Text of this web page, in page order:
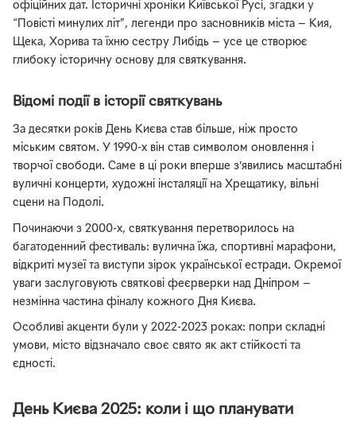
офіційних дат. Історичні хроніки Київської Русі, згадки у
“Повісті минулих літ”, легенди про засновників міста — Кия,
Щека, Хорива та їхню сестру Либідь — усе це створює
глибоку історичну основу для святкування.
Відомі події в історії святкувань
За десятки років День Києва став більше, ніж просто
міським святом. У 1990-х він став символом оновлення і
творчої свободи. Саме в ці роки вперше з’явились масштабні
вуличні концерти, художні інсталяції на Хрещатику, вільні
сцени на Подолі.
Починаючи з 2000-х, святкування перетворилось на
багатоденний фестиваль: вулична їжа, спортивні марафони,
відкриті музеї та виступи зірок української естради. Окремої
уваги заслуговують святкові феєрверки над Дніпром —
незмінна частина фіналу кожного Дня Києва.
Особливі акценти були у 2022-2023 роках: попри складні
умови, місто відзначало своє свято як акт стійкості та
єдності.
День Києва 2025: коли і що планувати